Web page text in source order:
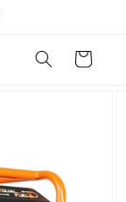
Carrito